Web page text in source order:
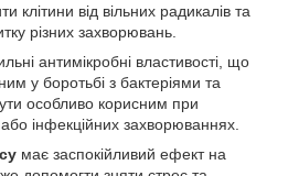
клітини від вільних радикалів та
різних захворювань.
антимікробні властивості, що
у боротьбі з бактеріями та
особливо корисним при
інфекційних захворюваннях.
має заспокійливий ефект на